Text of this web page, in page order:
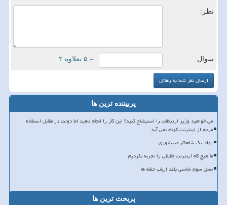
نظر:
سوال: = ۵ بعلاوه ۳
پربیننده ترین ها
می خواهید وزیر ارتباطات را استیضاح کنید؟ این کار را انجام دهید اما دولت در مقابل استفاده
مردم از اینترنت کوتاه نمی آید
تولد یک شاهکار مینیاتوری
ما هیچ گاه اینترنت حقیقی را تجربه نکردیم
نسل سوم شاسی بلند ارباب حلقه ها
پربحث ترین ها